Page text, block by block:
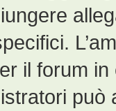
il forum
può